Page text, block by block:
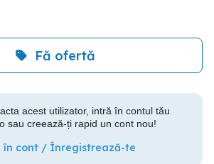
Fă ofertă
acest utilizator, intră în contul tău
sau creează-ți rapid un cont nou!
în cont / Înregistrează-te